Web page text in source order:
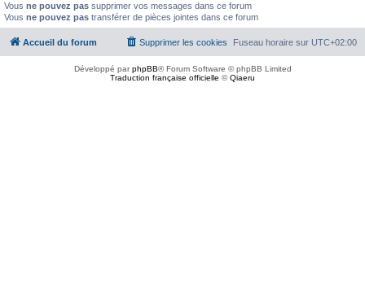
Vous ne pouvez pas supprimer vos messages dans ce forum
Vous ne pouvez pas transférer de pièces jointes dans ce forum
Accueil du forum Fuseau horaire sur UTC+02:00
Supprimer les cookies
Développé parphpBB® Forum Software © phpBB Limited
Traduction française officielle ©Qiaeru